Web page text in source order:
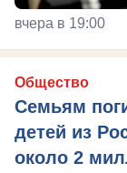
вчера в 19:00
Общество
Семьям
детей из
около 2